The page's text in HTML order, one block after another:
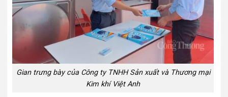
Gian trưng bày của Công ty TNHH Sản xuất và Thương mại
Kim khí Việt Anh